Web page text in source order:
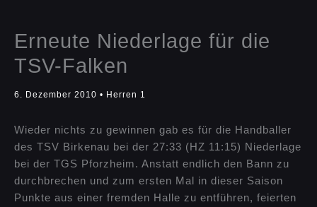
Erneute Niederlage für die
TSV-Falken
6. Dezember 2010 • Herren 1
Wieder nichts zu gewinnen gab es für die Handballer
des TSV Birkenau bei der 27:33 (HZ 11:15) Niederlage
bei der TGS Pforzheim. Anstatt endlich den Bann zu
durchbrechen und zum ersten Mal in dieser Saison
Punkte aus einer fremden Halle zu entführen, feierten